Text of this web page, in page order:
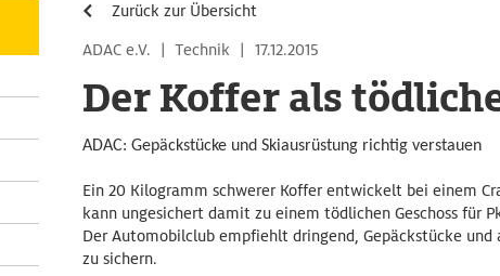
Zurück zur Übersicht
ADAC e.V.
| Technik | 17.12.2015
Der Koffer als
ADAC: Gepäckstücke und Skiausrüstung richtig verstauen
Ein 20 Kilogramm schwerer Koffer entwickelt bei einem
kann ungesichert damit zu einem tödlichen Geschoss für
Der Automobilclub empfiehlt dringend, Gepäckstücke
zu sichern.